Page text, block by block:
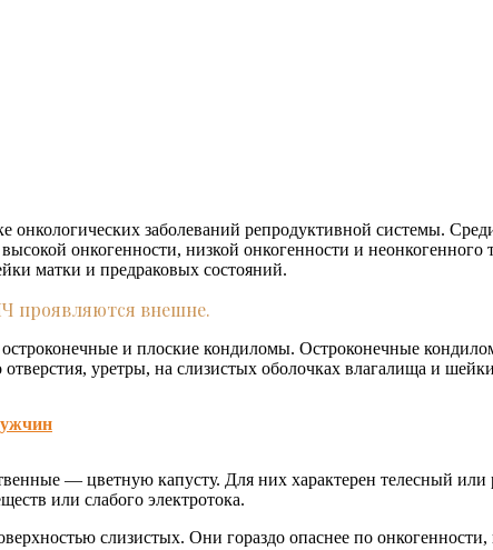
онкологических заболеваний репродуктивной системы.
онкогенности, низкой онкогенности и
матки и предраковых состояний.
проявляются внешне.
и плоские кондиломы. Остроконечные
уретры, на слизистых оболочках влагалища и
— цветную капусту. Для них характерен телесный
или слабого электротока.
слизистых. Они гораздо опаснее по